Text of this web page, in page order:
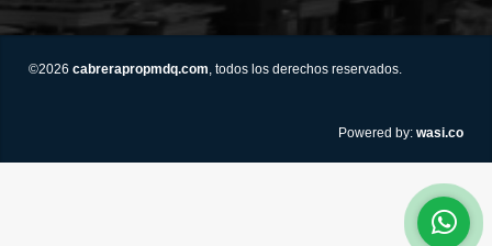
©2026 cabrerapropmdq.com, todos los derechos reservados.
Powered by: wasi.co